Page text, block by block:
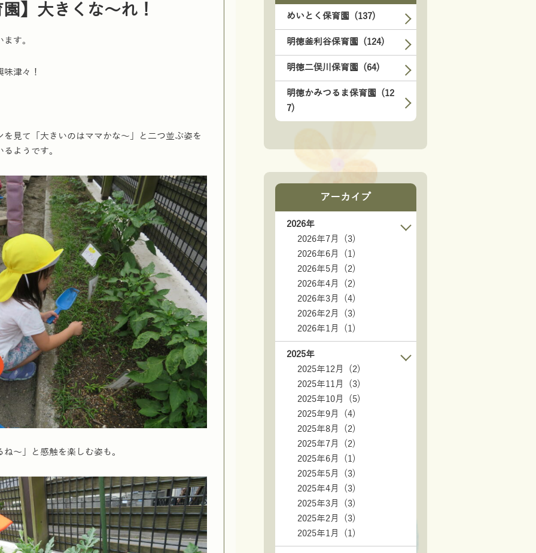
】大きくな～れ！
す。
津々！
見て「大きいのはママかな～」と二つ並ぶ姿を
ようです。
～」と感触を楽しむ姿も。
めいとく保育園 (137)
明徳釜利谷保育園 (124)
明徳二俣川保育園 (64)
明徳かみつるま保育園 (12
7)
アーカイブ
2026年
2026年7月 (3)
2026年6月 (1)
2026年5月 (2)
2026年4月 (2)
2026年3月 (4)
2026年2月 (3)
2026年1月 (1)
2025年
2025年12月 (2)
2025年11月 (3)
2025年10月 (5)
2025年9月 (4)
2025年8月 (2)
2025年7月 (2)
2025年6月 (1)
2025年5月 (3)
2025年4月 (3)
2025年3月 (3)
2025年2月 (3)
2025年1月 (1)